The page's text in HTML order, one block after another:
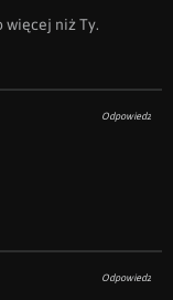
więcej niż Ty.
Odpowiedz
Odpowiedz